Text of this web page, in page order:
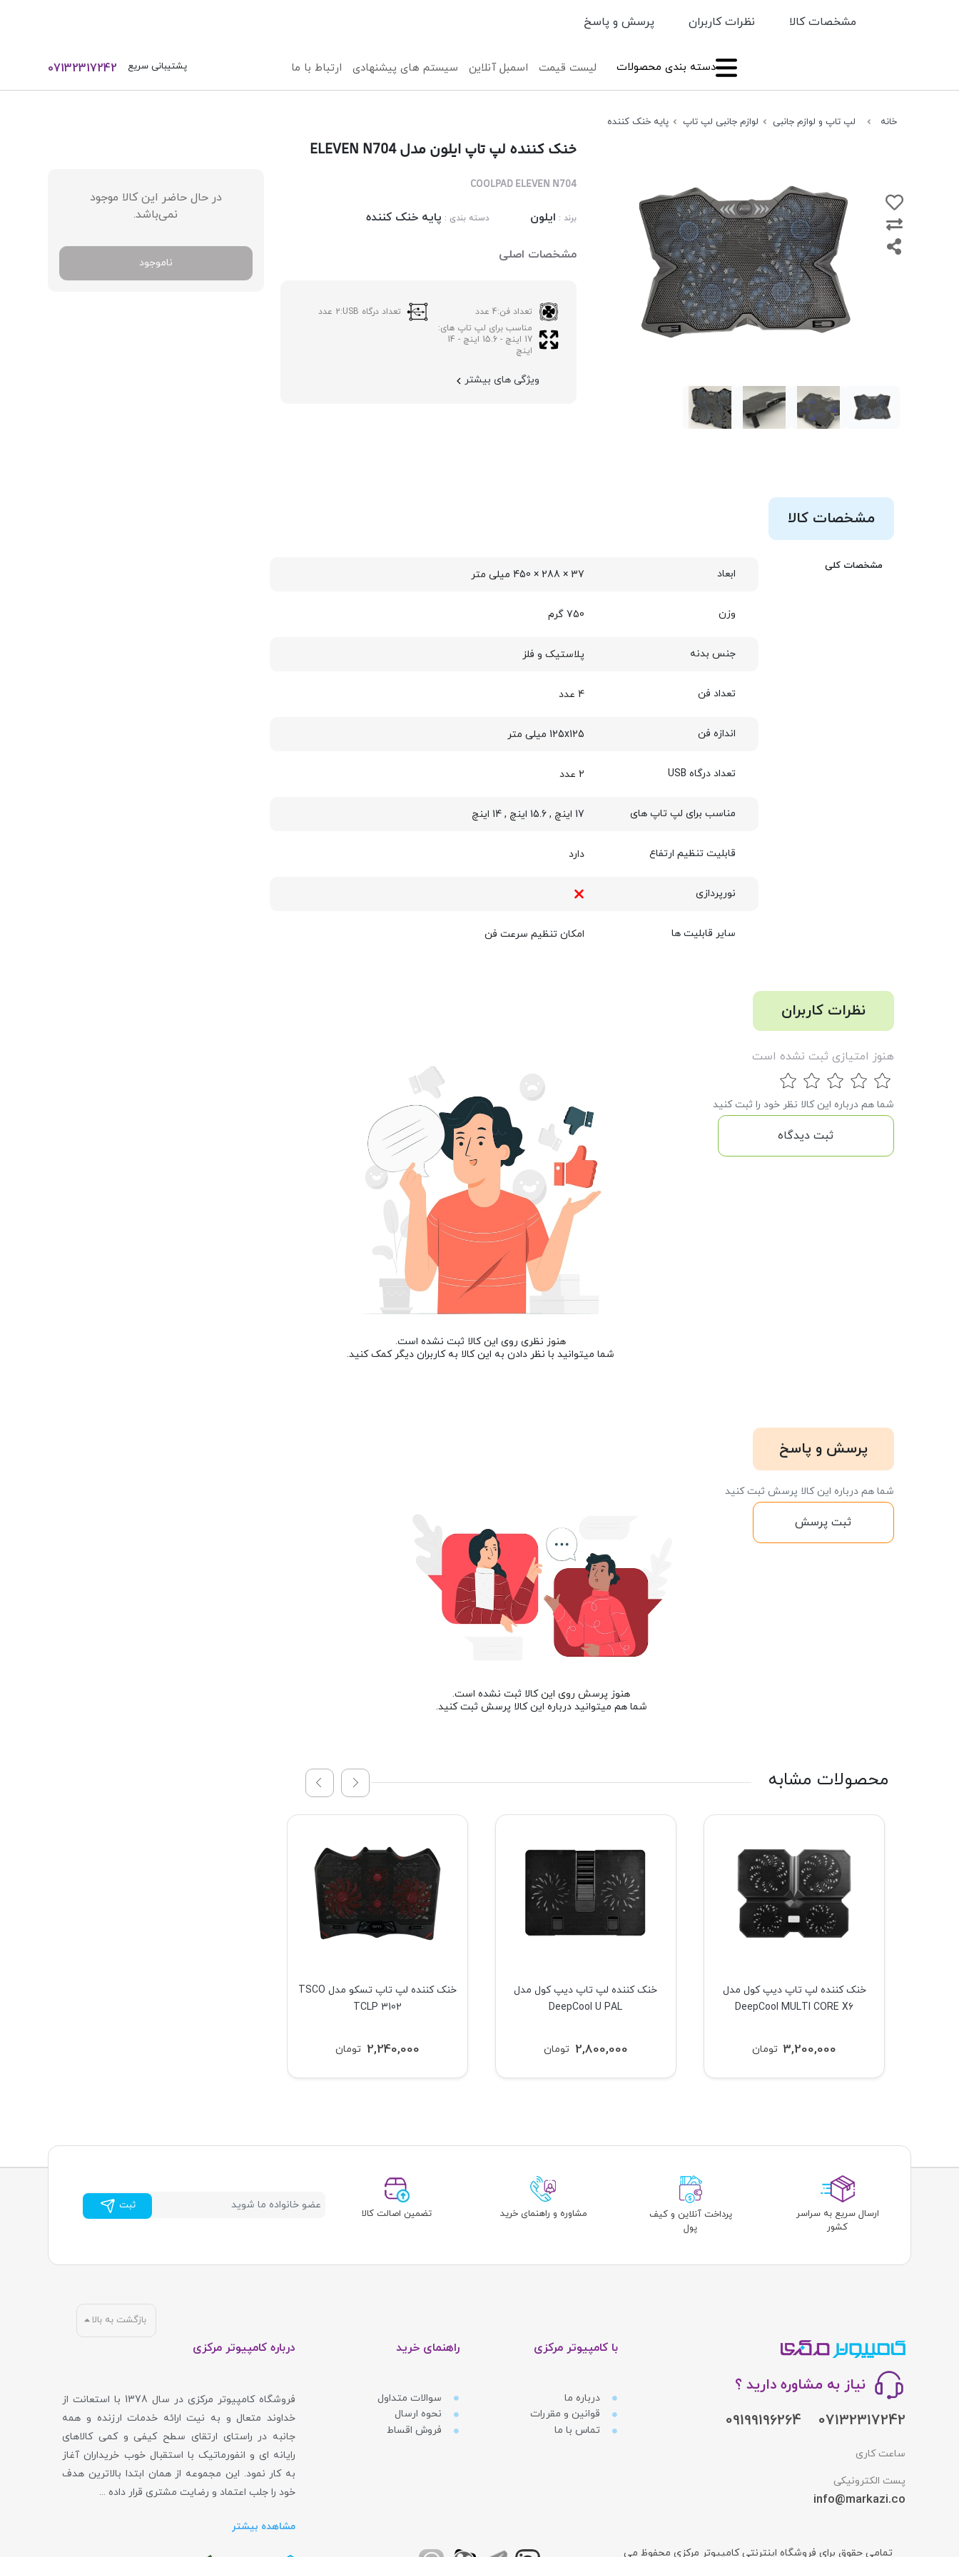
07132317242 پشتیبانی سریع لیست قیمت اسمبل آنلاین سیستم های پیشنهادی ارتباط با ما دسته بندی محصولات
مشخصات کالا نظرات کاربران پرسش و پاسخ
خانه لپ تاپ و لوازم جانبی لوازم جانبی لپ تاپ پایه خنک کننده
در حال حاضر این کالا موجود
نمی‌باشد.
ناموجود
خنک کننده لپ تاپ ایلون مدل ELEVEN N704
COOLPAD ELEVEN N704
برند : ایلون دسته بندی : پایه خنک کننده
مشخصات اصلی
تعداد فن:4 عدد تعداد درگاه USB:
2 عدد
مناسب برای لپ تاپ های:
17 اینچ - 15.6 اینچ - 14
اینچ
ویژگی های بیشتر
مشخصات کالا
مشخصات کلی
ابعاد 37 × 288 × 450 میلی‌ متر
وزن 750 گرم
جنس بدنه پلاستیک و فلز
تعداد فن 4 عدد
اندازه فن 125x125 میلی متر
تعداد درگاه USB 2 عدد
مناسب برای لپ تاپ های 17 اینچ , 15.6 اینچ , 14 اینچ
قابلیت تنظیم ارتفاع دارد
نورپردازی
سایر قابلیت ها امکان تنظیم سرعت فن
نظرات کاربران
هنوز امتیازی ثبت نشده است
شما هم درباره این کالا نظر خود را ثبت کنید
ثبت دیدگاه
هنوز نظری روی این کالا ثبت نشده است.
شما میتوانید با نظر دادن به این کالا به کاربران دیگر کمک کنید.
پرسش و پاسخ
شما هم درباره این کالا پرسش ثبت کنید
ثبت پرسش
هنوز پرسش روی این کالا ثبت نشده است.
شما هم میتوانید درباره این کالا پرسش ثبت کنید.
محصولات مشابه
خنک کننده لپ تاپ تسکو مدل TSCO
TCLP 3102
تومان 2,240,000
خنک کننده لپ تاپ دیپ کول مدل
DeepCool U PAL
تومان 2,800,000
خنک کننده لپ تاپ دیپ کول مدل
DeepCool MULTI CORE X6
تومان 3,200,000
ارسال سریع به سراسر
کشور
پرداخت آنلاین و کیف
پول
مشاوره و راهنمای خرید تضمین اصالت کالا
ثبت
نیاز به مشاوره دارید ؟
07132317242
09199196264
ساعت کاری
پست الکترونیکی
info@markazi.co
با کامپیوتر مرکزی
درباره ما
قوانین و مقررات
تماس با ما
راهنمای خرید
سوالات متداول
نحوه ارسال
فروش اقساط
بازگشت به بالا
درباره کامپیوتر مرکزی
فروشگاه کامپیوتر مرکزی در سال 1378 با استعانت از
خداوند متعال و به نیت ارائه خدمات ارزنده و همه
جانبه در راستای ارتقای سطح کیفی و کمی کالاهای
رایانه ای و انفورماتیک با استقبال خوب خریداران آغاز
به کار نمود. این مجموعه از همان ابتدا بالاترین هدف
خود را جلب اعتماد و رضایت مشتری قرار داده ...
مشاهده بیشتر
تمامی حقوق برای فروشگاه اینترنتی کامپیوتر مرکزی محفوظ می